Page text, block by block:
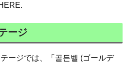
ージ
ージでは、「골든벨 (ゴールデ